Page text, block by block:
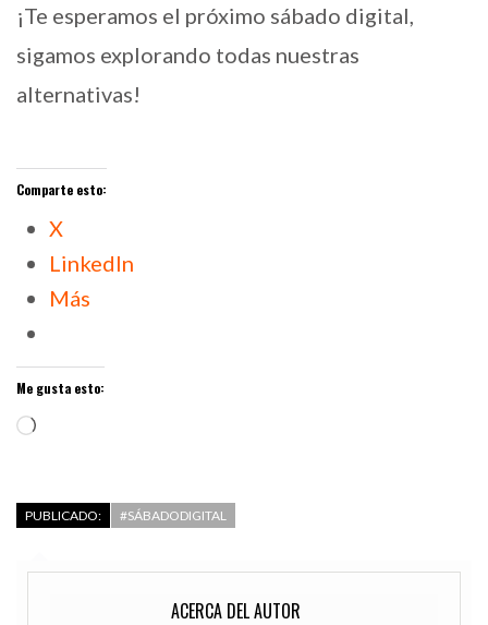
¡Te esperamos el próximo sábado digital,
sigamos explorando todas nuestras
alternativas!
Comparte esto:
X
LinkedIn
Más
Me gusta esto:
Cargando...
PUBLICADO: #SÁBADODIGITAL
ACERCA DEL AUTOR